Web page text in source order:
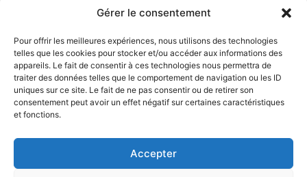
Gérer le consentement
Pour offrir les meilleures expériences, nous utilisons des technologies
telles que les cookies pour stocker et/ou accéder aux informations des
appareils. Le fait de consentir à ces technologies nous permettra de
traiter des données telles que le comportement de navigation ou les ID
uniques sur ce site. Le fait de ne pas consentir ou de retirer son
consentement peut avoir un effet négatif sur certaines caractéristiques
et fonctions.
Accepter
Mentions légales
Conditions générales d'utilisation
Conditions générales de vente
Politique de cookies
Politique de confidentialité